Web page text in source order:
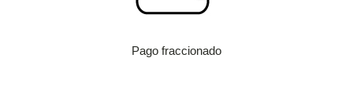
Pago fraccionado